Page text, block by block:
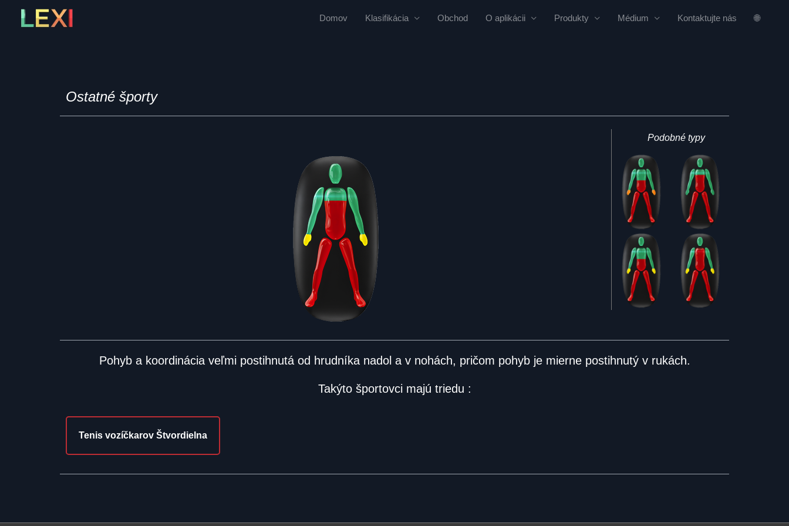
Domov Klasifikácia Obchod O aplikácii Produkty Médium Kontaktujte nás 🌐
Ostatné športy
Podobné typy
Pohyb a koordinácia veľmi postihnutá od hrudníka nadol a v nohách, pričom pohyb je mierne postihnutý v rukách.
Takýto športovci majú triedu :
Tenis vozíčkarov Štvordielna